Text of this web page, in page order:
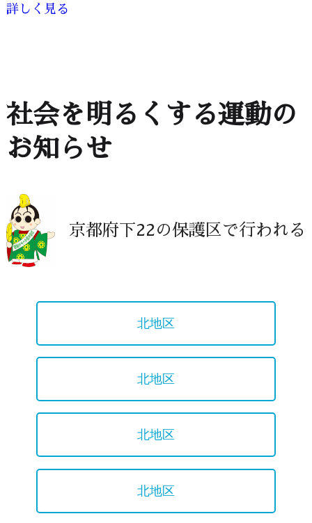
詳しく見る
社会を明るくする運動の
お知らせ
京都府下22の保護区で行われる
北地区
北地区
北地区
北地区